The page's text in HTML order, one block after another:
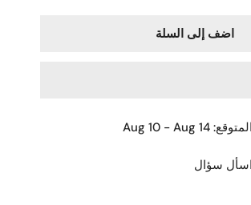
اضف إلى السلة
Aug 10 - Aug 14
اسأل سؤال